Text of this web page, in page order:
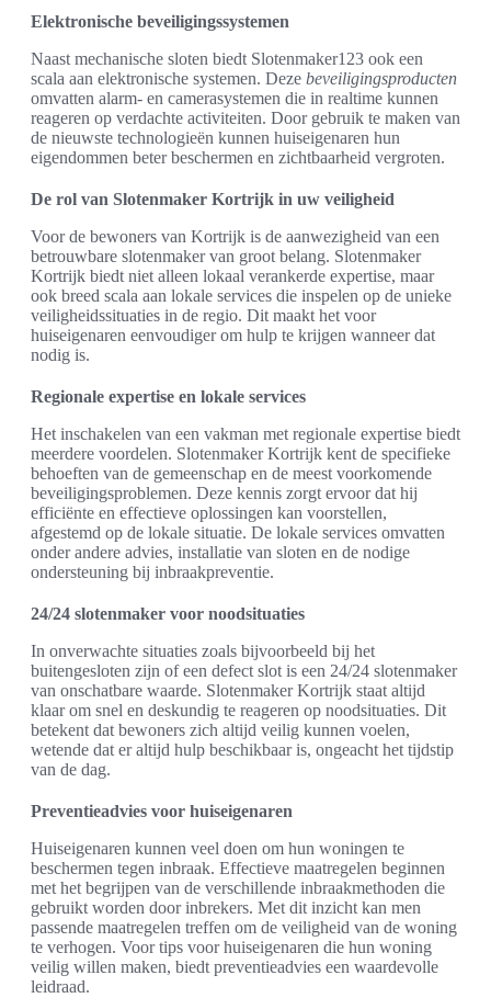
Elektronische beveiligingssystemen
Naast mechanische sloten biedt Slotenmaker123 ook een
scala aan elektronische systemen. Deze beveiligingsproducten
omvatten alarm- en camerasystemen die in realtime kunnen
reageren op verdachte activiteiten. Door gebruik te maken van
de nieuwste technologieën kunnen huiseigenaren hun
eigendommen beter beschermen en zichtbaarheid vergroten.
De rol van Slotenmaker Kortrijk in uw veiligheid
Voor de bewoners van Kortrijk is de aanwezigheid van een
betrouwbare slotenmaker van groot belang. Slotenmaker
Kortrijk biedt niet alleen lokaal verankerde expertise, maar
ook breed scala aan lokale services die inspelen op de unieke
veiligheidssituaties in de regio. Dit maakt het voor
huiseigenaren eenvoudiger om hulp te krijgen wanneer dat
nodig is.
Regionale expertise en lokale services
Het inschakelen van een vakman met regionale expertise biedt
meerdere voordelen. Slotenmaker Kortrijk kent de specifieke
behoeften van de gemeenschap en de meest voorkomende
beveiligingsproblemen. Deze kennis zorgt ervoor dat hij
efficiënte en effectieve oplossingen kan voorstellen,
afgestemd op de lokale situatie. De lokale services omvatten
onder andere advies, installatie van sloten en de nodige
ondersteuning bij inbraakpreventie.
24/24 slotenmaker voor noodsituaties
In onverwachte situaties zoals bijvoorbeeld bij het
buitengesloten zijn of een defect slot is een 24/24 slotenmaker
van onschatbare waarde. Slotenmaker Kortrijk staat altijd
klaar om snel en deskundig te reageren op noodsituaties. Dit
betekent dat bewoners zich altijd veilig kunnen voelen,
wetende dat er altijd hulp beschikbaar is, ongeacht het tijdstip
van de dag.
Preventieadvies voor huiseigenaren
Huiseigenaren kunnen veel doen om hun woningen te
beschermen tegen inbraak. Effectieve maatregelen beginnen
met het begrijpen van de verschillende inbraakmethoden die
gebruikt worden door inbrekers. Met dit inzicht kan men
passende maatregelen treffen om de veiligheid van de woning
te verhogen. Voor tips voor huiseigenaren die hun woning
veilig willen maken, biedt preventieadvies een waardevolle
leidraad.